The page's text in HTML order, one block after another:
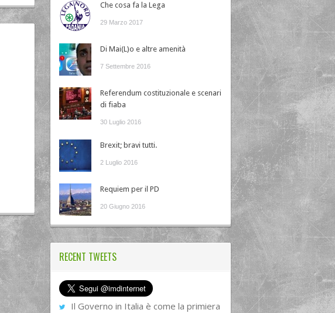
Che cosa fa la Lega
29 Marzo 2017
Di Mai(L)o e altre amenità
7 Settembre 2016
Referendum costituzionale e scenari
di fiaba
30 Luglio 2016
Brexit; bravi tutti.
2 Luglio 2016
Requiem per il PD
20 Giugno 2016
RECENT TWEETS
Il Governo in Italia è come la primiera